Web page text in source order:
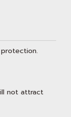
not attract